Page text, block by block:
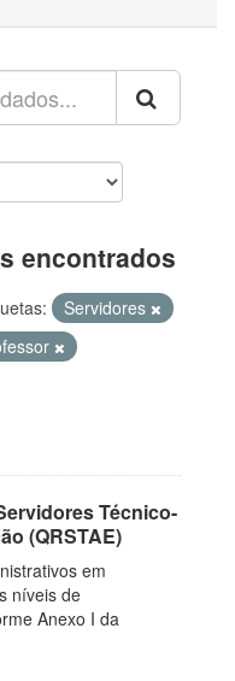
encontrados
Servidores
Técnico-
(QRSTAE)
em
níveis de
Anexo I da